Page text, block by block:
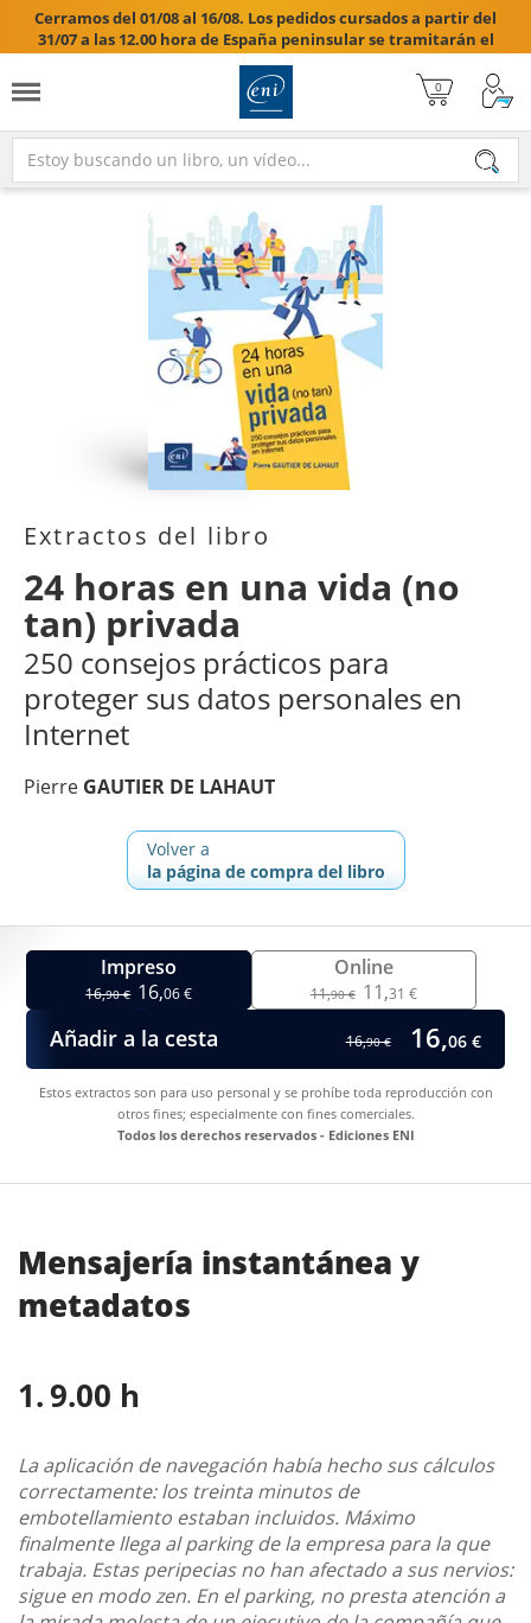
Cerramos del 01/08 al 16/08. Los pedidos cursados a partir del
31/07 a las 12.00 hora de España peninsular se tramitarán el
17/08/2026.

Extractos del libro
24 horas en una vida (no
tan) privada
250 consejos prácticos para
proteger sus datos personales en
Internet
Pierre GAUTIER DE LAHAUT
Volver a
la página de compra del libro
Impreso
16,90 € 16,06 €
Online
11,90 € 11,31 €
Añadir a la cesta 16,90 € 16,06 €
Estos extractos son para uso personal y se prohíbe toda reproducción con
otros fines; especialmente con fines comerciales.
Todos los derechos reservados - Ediciones ENI
Mensajería instantánea y
metadatos
9.00 h
La aplicación de navegación había hecho sus cálculos
correctamente: los treinta minutos de
embotellamiento estaban incluidos. Máximo
finalmente llega al parking de la empresa para la que
trabaja. Estas peripecias no han afectado a sus nervios:
sigue en modo zen. En el parking, no presta atención a